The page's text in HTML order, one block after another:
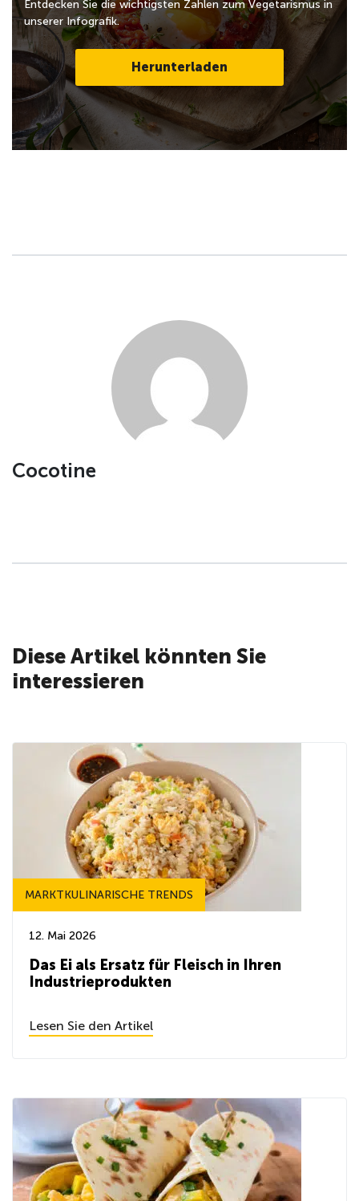
Entdecken Sie die wichtigsten Zahlen zum Vegetarismus in
unserer Infografik.
Herunterladen
Cocotine
Diese Artikel könnten Sie
interessieren
MARKTKULINARISCHE TRENDS
12. Mai 2026
Das Ei als Ersatz für Fleisch in Ihren
Industrieprodukten
Lesen Sie den Artikel